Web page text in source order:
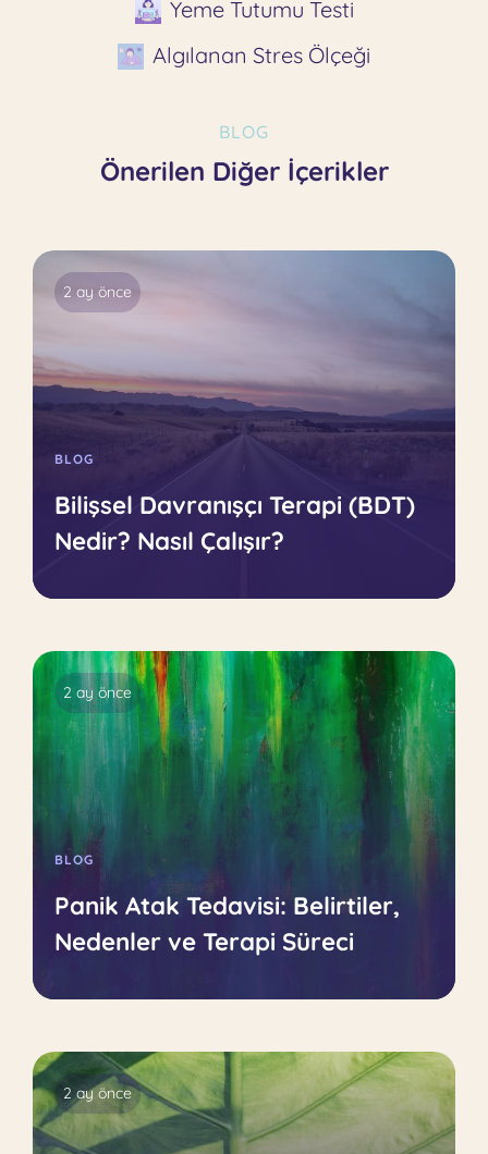
Yeme Tutumu Testi
Algılanan Stres Ölçeği
BLOG
Önerilen Diğer İçerikler
2 ay önce
BLOG
Bilişsel Davranışçı Terapi (BDT)
Nedir? Nasıl Çalışır?
2 ay önce
BLOG
Panik Atak Tedavisi: Belirtiler,
Nedenler ve Terapi Süreci
2 ay önce